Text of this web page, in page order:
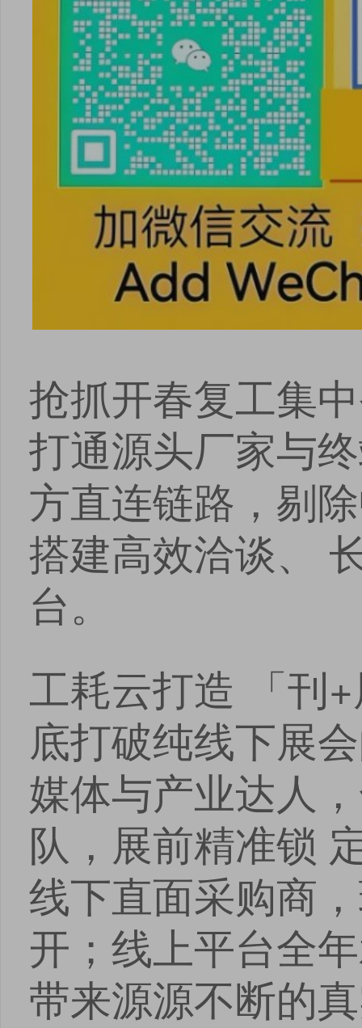
抢抓开春复工集
打通源头厂家与
方直连链路，剔
搭建高效洽谈、
台。
工耗云打造 「刊
底打破纯线下展
媒体与产业达人
队，展前精准锁
线下直面采购商
开；线上平台全
带来源源不断的